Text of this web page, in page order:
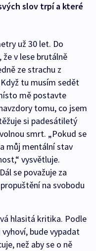
slov trpí a které
už 30 let. Do
v lese brutálně
ze strachu z
tu musím sedět
mě postavte
tomu, co jsem
si padesátiletý
smrt. „Pokud se
můj mentální stav
vysvětluje.
se považuje za
na svobodu
hlasitá kritika. Podle
bude vypadat
než aby se o ně